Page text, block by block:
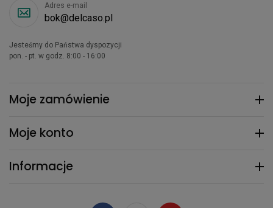
Moje zamówienie
Moje konto
Informacje
Adres e-mail
bok@delcaso.pl
Jesteśmy do Państwa dyspozycji
pon. - pt. w godz. 8:00 - 16:00